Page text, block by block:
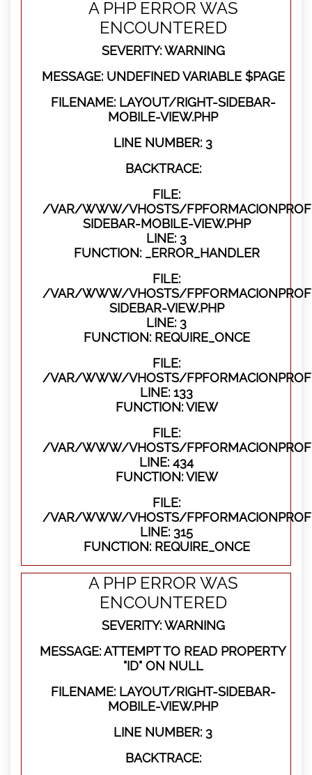
A PHP ERROR WAS
ENCOUNTERED
SEVERITY: WARNING
MESSAGE: UNDEFINED VARIABLE $PAGE
FILENAME: LAYOUT/RIGHT-SIDEBAR-
MOBILE-VIEW.PHP
LINE NUMBER: 3
BACKTRACE:
FILE:
/VAR/WWW/VHOSTS/
SIDEBAR-MOBILE-VIEW.PHP
LINE: 3
FUNCTION: _ERROR_HANDLER
FILE:
/VAR/WWW/VHOSTS/
SIDEBAR-VIEW.PHP
LINE: 3
FUNCTION: REQUIRE_ONCE
FILE:
/VAR/WWW/VHOSTS/
LINE: 133
FUNCTION: VIEW
FILE:
/VAR/WWW/VHOSTS/
LINE: 434
FUNCTION: VIEW
FILE:
/VAR/WWW/VHOSTS/
LINE: 315
FUNCTION: REQUIRE_ONCE
A PHP ERROR WAS
ENCOUNTERED
SEVERITY: WARNING
MESSAGE: ATTEMPT TO READ PROPERTY
"ID" ON NULL
FILENAME: LAYOUT/RIGHT-SIDEBAR-
MOBILE-VIEW.PHP
LINE NUMBER: 3
BACKTRACE: